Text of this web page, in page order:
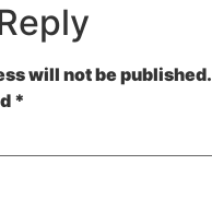
will not be published.
*